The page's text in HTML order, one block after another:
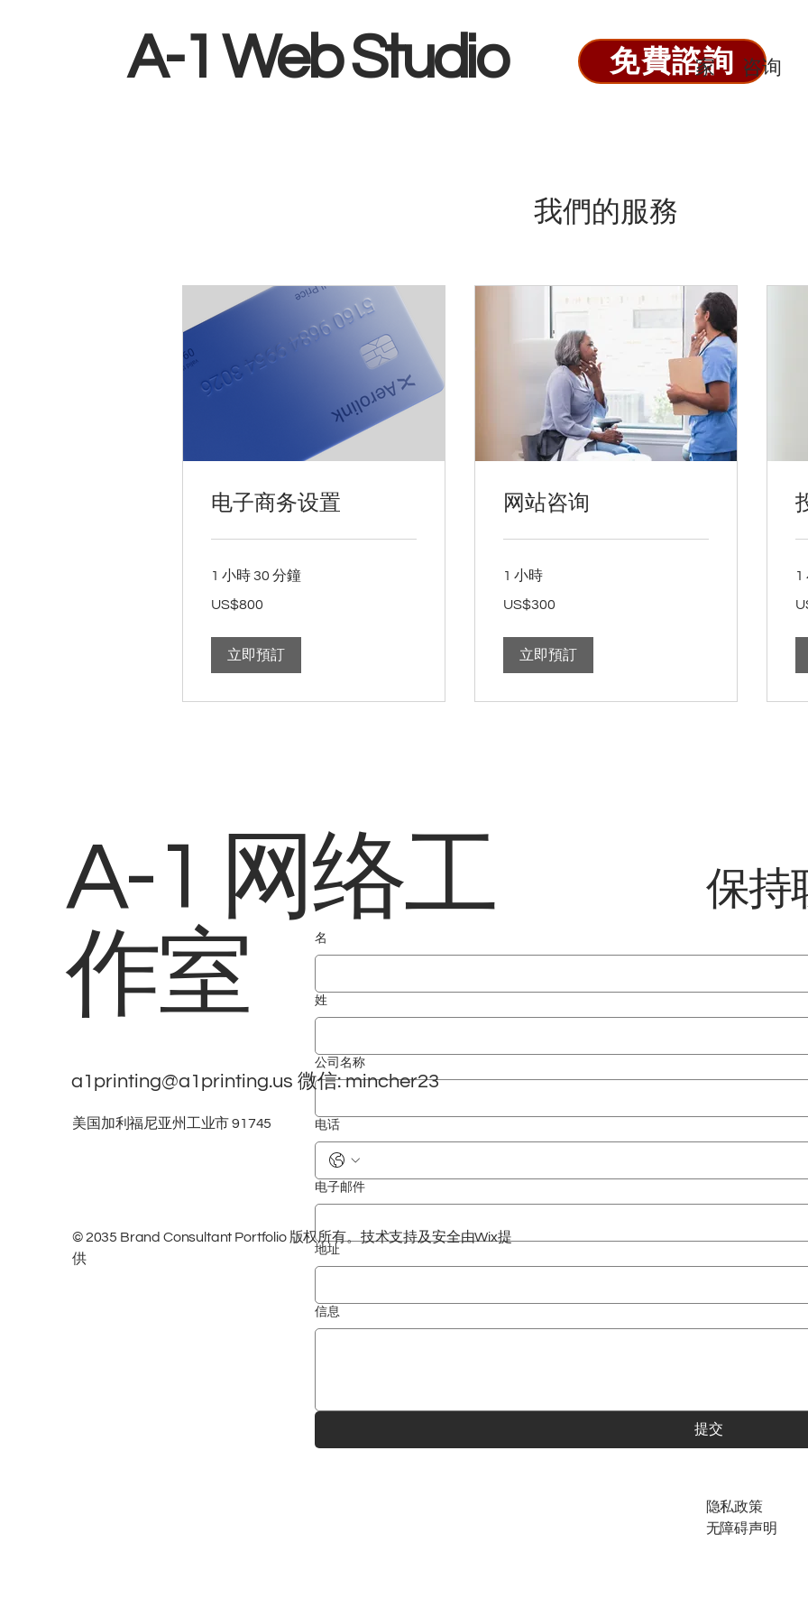
A-1 Web Studio 免費諮詢
家 咨询
我們的服務
电子商务设置
1 小時 30 分鐘
美
US$800
立即預訂
网站咨询
1 小時
美
US$300
立即預訂
1
美
A-1 网络工
作室
a1printing@a1printing.us 微信: mincher23
美国加利福尼亚州工业市 91745
© 2035 Brand Consultant Portfolio 版权所有。技术支持及安全由Wix提
供
保持
名
姓
公司名称
电话
电子邮件
地址
信息
提交
隐私政策
无障碍声明